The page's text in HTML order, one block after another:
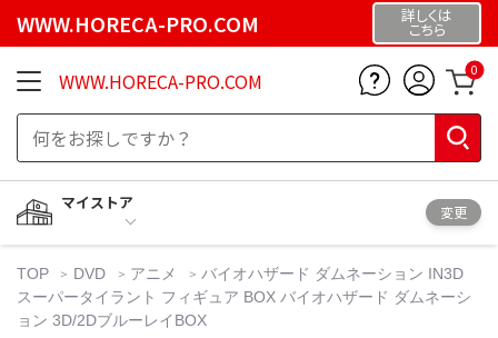
WWW.HORECA-PRO.COM 詳しくは
こちら
WWW.HORECA-PRO.COM 0
マイストア
変更
TOP DVD アニメ
バイオハザード ダムネーション IN3D
スーパータイラント フィギュア BOX バイオハザード ダムネーシ
ョン 3D/2DブルーレイBOX